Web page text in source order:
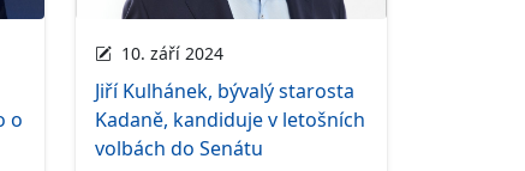
o
10. září 2024
Jiří Kulhánek, bývalý starosta
Kadaně, kandiduje v letošních
volbách do Senátu